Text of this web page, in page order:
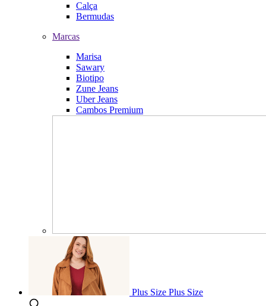
Calça
Bermudas
Marcas
Marisa
Sawary
Biotipo
Zune Jeans
Uber Jeans
Cambos Premium
Plus Size Plus Size